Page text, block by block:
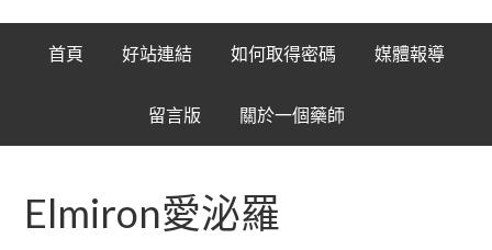
首頁 好站連結 如何取得密碼 媒體報導
留言版 關於一個藥師
Elmiron愛泌羅